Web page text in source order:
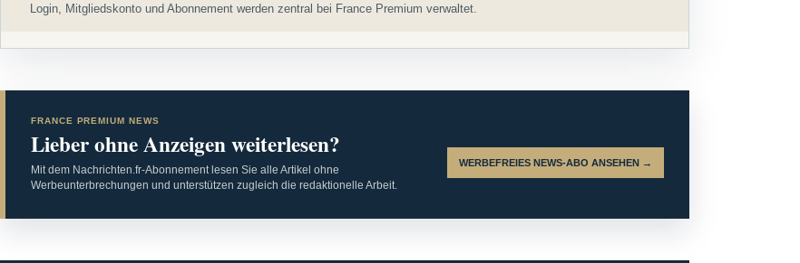
Login, Mitgliedskonto und Abonnement werden zentral bei France Premium verwaltet.
FRANCE PREMIUM NEWS
Lieber ohne Anzeigen weiterlesen?
Mit dem Nachrichten.fr-Abonnement lesen Sie alle Artikel ohne
Werbeunterbrechungen und unterstützen zugleich die redaktionelle Arbeit.
WERBEFREIES NEWS-ABO ANSEHEN →